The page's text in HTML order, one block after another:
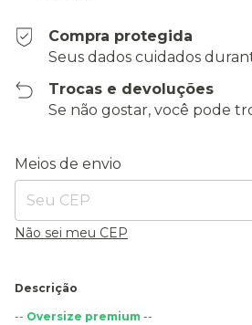
Compra protegida
Seus dados cuidados
Trocas e devoluções
Se não gostar, você pode
Entregas para o CEP:
Meios de envio
Não sei meu CEP
Descrição
-- Oversize premium --